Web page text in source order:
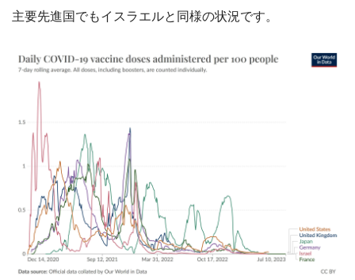
主要先進国でもイスラエルと同様の状況です。